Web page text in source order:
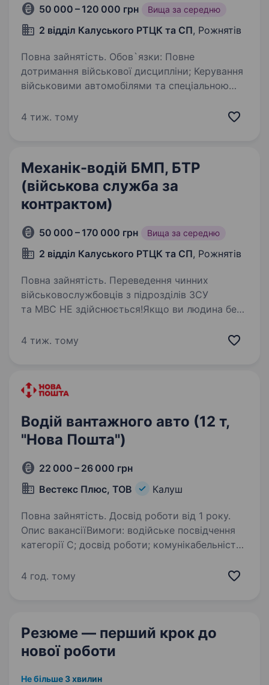
50 000 – 120 000 грн Вища за середню
2 відділ Калуського РТЦК та СП, Рожнятів
Повна зайнятість. Обов`язки: Повне
дотримання військової дисципліни; Керування
військовими автомобілями та спеціальною
та ремонт електрообладнання (проводка,
4 тиж. тому
Механік-водій БМП, БТР
(військова служба за
контрактом)
50 000 – 170 000 грн Вища за середню
2 відділ Калуського РТЦК та СП, Рожнятів
Повна зайнятість. Переведення чинних
військовослужбовців з підрозділів ЗСУ
та МВС НЕ здійснюється!Якщо ви людина без
ви людина з хорошим здоров’ям-ви нам
4 тиж. тому
Водій вантажного авто (12 т,
"Нова Пошта")
22 000 – 26 000 грн
Вестекс Плюс, ТОВ
Калуш
Повна зайнятість. Досвід роботи від 1 року.
Опис вакансіїВимоги: водійське посвідчення
категорії С; досвід роботи; комунікабельність,
Обов’язки: перевезення вантажів; виконання
4 год. тому
Резюме — перший крок до
нової роботи
Не більше 3 хвилин